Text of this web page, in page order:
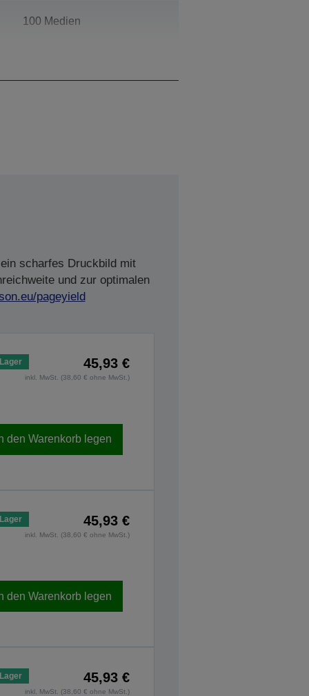
100 Medien
scharfes Druckbild mit
und zur optimalen
pageyield
45,93 €
inkl. MwSt. (38,60 € ohne MwSt.)
den Warenkorb legen
45,93 €
inkl. MwSt. (38,60 € ohne MwSt.)
den Warenkorb legen
45,93 €
inkl. MwSt. (38,60 € ohne MwSt.)